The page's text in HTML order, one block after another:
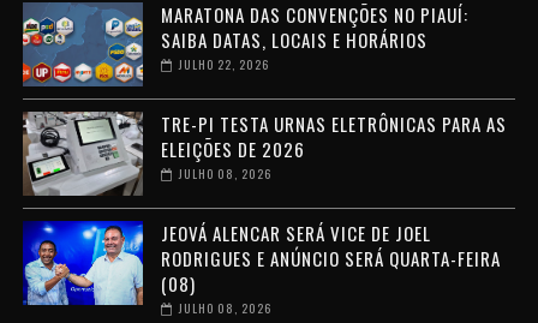
MARATONA DAS CONVENÇÕES NO PIAUÍ:
SAIBA DATAS, LOCAIS E HORÁRIOS
JULHO 22, 2026
TRE-PI TESTA URNAS ELETRÔNICAS PARA AS
ELEIÇÕES DE 2026
JULHO 08, 2026
JEOVÁ ALENCAR SERÁ VICE DE JOEL
RODRIGUES E ANÚNCIO SERÁ QUARTA-FEIRA
(08)
JULHO 08, 2026